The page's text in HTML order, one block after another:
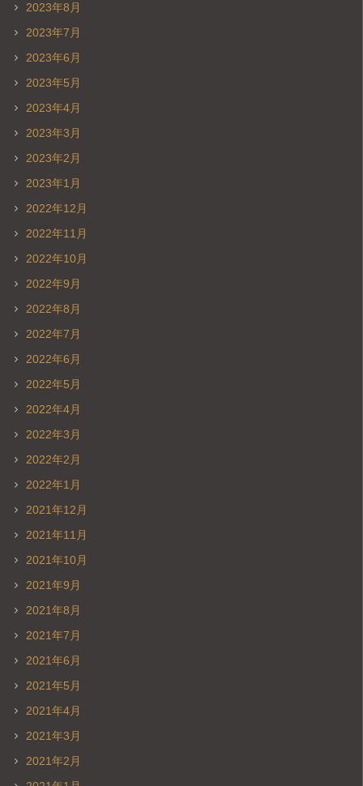
2023年8月
2023年7月
2023年6月
2023年5月
2023年4月
2023年3月
2023年2月
2023年1月
2022年12月
2022年11月
2022年10月
2022年9月
2022年8月
2022年7月
2022年6月
2022年5月
2022年4月
2022年3月
2022年2月
2022年1月
2021年12月
2021年11月
2021年10月
2021年9月
2021年8月
2021年7月
2021年6月
2021年5月
2021年4月
2021年3月
2021年2月